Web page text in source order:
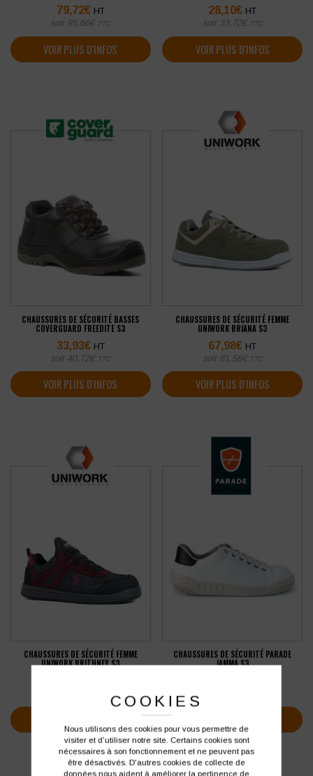
79,72€ HT
soit 95,66€ TTC
VOIR PLUS D'INFOS
28,10€ HT
soit 33,72€ TTC
VOIR PLUS D'INFOS
CHAUSSURES DE SÉCURITÉ BASSES
COVERGUARD FREEDITE S3
33,93€ HT
soit 40,72€ TTC
VOIR PLUS D'INFOS
CHAUSSURES DE SÉCURITÉ FEMME
UNIWORK BRIANA S3
67,98€ HT
soit 81,58€ TTC
VOIR PLUS D'INFOS
CHAUSSURES DE SÉCURITÉ FEMME
UNIWORK BRITHNEY S3
CHAUSSURES DE SÉCURITÉ PARADE
JAMMA S3
COOKIES
Nous utilisons des cookies pour vous permettre de
visiter et d'utiliser notre site. Certains cookies sont
nécessaires à son fonctionnement et ne peuvent pas
être désactivés. D'autres cookies de collecte de
données nous aident à améliorer la pertinence de